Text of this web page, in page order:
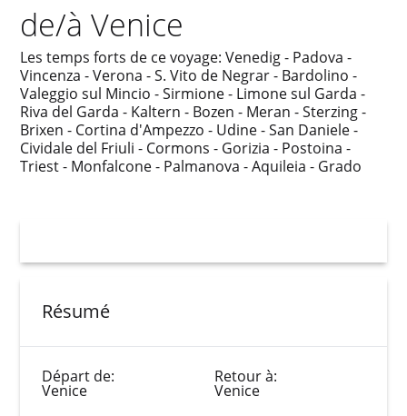
de/à Venice
Les temps forts de ce voyage: Venedig - Padova -
Vincenza - Verona - S. Vito de Negrar - Bardolino -
Valeggio sul Mincio - Sirmione - Limone sul Garda -
Riva del Garda - Kaltern - Bozen - Meran - Sterzing -
Brixen - Cortina d'Ampezzo - Udine - San Daniele -
Cividale del Friuli - Cormons - Gorizia - Postoina -
Triest - Monfalcone - Palmanova - Aquileia - Grado
Résumé
Départ de:
Venice
Retour à:
Venice